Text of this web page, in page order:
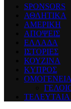
SPONSORS
ΑΘΛΗΤΙΚΑ
ΑΜΕΡΙΚΗ
ΑΠΟΨΕΙΣ
ΕΛΛΑΔΑ
ΙΣΤΟΡΙΕΣ
ΚΟΥΖΙΝΑ
ΚΥΠΡΟΣ